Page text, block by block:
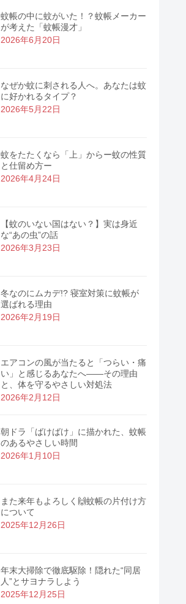
蚊帳の中に蚊がいた！？蚊帳メーカー
が考えた「蚊帳漫才」
2026年6月20日
なぜか蚊に刺される人へ。あなたは蚊
に好かれるタイプ？
2026年5月22日
蚊をたたくなら「上」からー蚊の性質
と仕留め方ー
2026年4月24日
【蚊のいない国はない？】実は身近
な“あの虫”の話
2026年3月23日
冬なのにムカデ!? 寝室対策に蚊帳が
選ばれる理由
2026年2月19日
エアコンの風が当たると「つらい・痛
い」と感じるあなたへ――その理由
と、体を守るやさしい対処法
2026年2月12日
朝ドラ「ばけばけ」に描かれた、蚊帳
のあるやさしい時間
2026年1月10日
また来年もよろしく🙌蚊帳の片付け方
について
2025年12月26日
年末大掃除で徹底駆除！隠れた“同居
人”とサヨナラしよう
2025年12月25日